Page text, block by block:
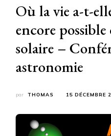
Où la vie a-t-
encore
solaire –
astronomie
par THOMAS 15 DÉCEMBRE